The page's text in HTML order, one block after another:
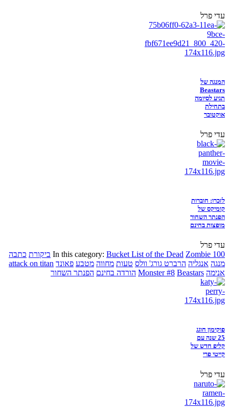
עדי פרל
המנגה של
Beastars
תגיע לסיומה
בתחילת
אוקטובר
עדי פרל
לזכרו: חוברות
קומיקס של
הפנתר השחור
מופצות בחינם
עדי פרל
In this category: Bucket List of the Dead Zombie 100 ביקורת כתבה
מנגה אנגליה הרברט גורג' וולס טעות מחווה מטבע פאונד attack on titan
אנימה
Monster #8 Beastars הורדה בחינם הפנתר השחור
פוקימון חוגג
25 שנה עם
קליפ חדש של
קייטי פרי
עדי פרל